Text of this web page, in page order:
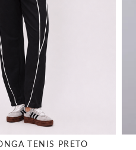
TENIS PRETO